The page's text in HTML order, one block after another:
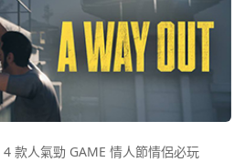
款人氣勁 GAME 情人節情侶必玩